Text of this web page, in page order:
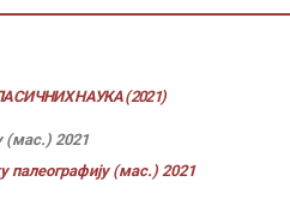
НАУКА (2021)
(мас.) 2021
палеографију (мас.) 2021